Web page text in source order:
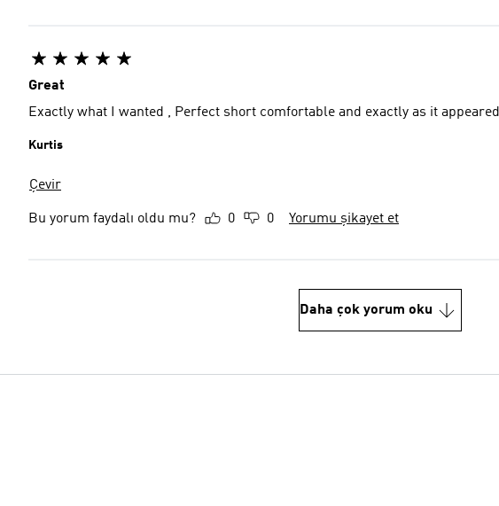
Great
Exactly what I wanted , Perfect short comfortable and exactly as it appeared
Kurtis
Çevir
Bu yorum faydalı oldu mu? 0 0 Yorumu şikayet et
Daha çok yorum oku